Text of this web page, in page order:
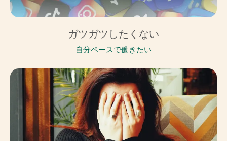
ガツガツしたくない
自分ペースで働きたい